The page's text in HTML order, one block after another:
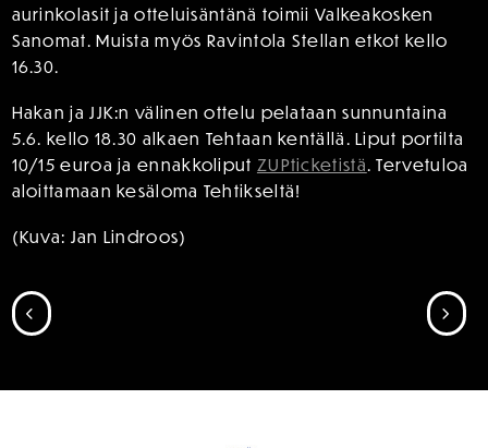
aurinkolasit ja otteluisäntänä toimii Valkeakosken
Sanomat. Muista myös Ravintola Stellan etkot kello
16.30.
Hakan ja JJK:n välinen ottelu pelataan sunnuntaina
5.6. kello 18.30 alkaen Tehtaan kentällä. Liput portilta
10/15 euroa ja ennakkoliput ZUPticketistä. Tervetuloa
aloittamaan kesäloma Tehtikseltä!
(Kuva: Jan Lindroos)
SIIRRY EDELLISEEN